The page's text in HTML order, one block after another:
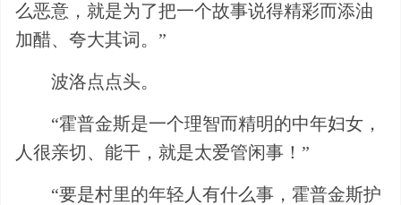
么恶意，就是为了把一个故事说得精彩而添油
加醋、夸大其词。”
波洛点点头。
“霍普金斯是一个理智而精明的中年妇女，
人很亲切、能干，就是太爱管闲事！”
“要是村里的年轻人有什么事，霍普金斯护